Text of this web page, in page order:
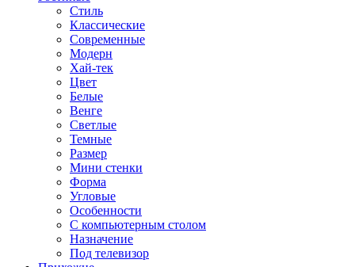
Стиль
Классические
Современные
Модерн
Хай-тек
Цвет
Белые
Венге
Светлые
Темные
Размер
Мини стенки
Форма
Угловые
Особенности
С компьютерным столом
Назначение
Под телевизор